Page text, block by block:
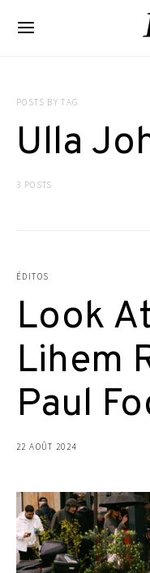
POSTS BY TAG
Ulla
3 POSTS
ÉDITOS
Look
Lihem
Paul
22 AOÛT 2024